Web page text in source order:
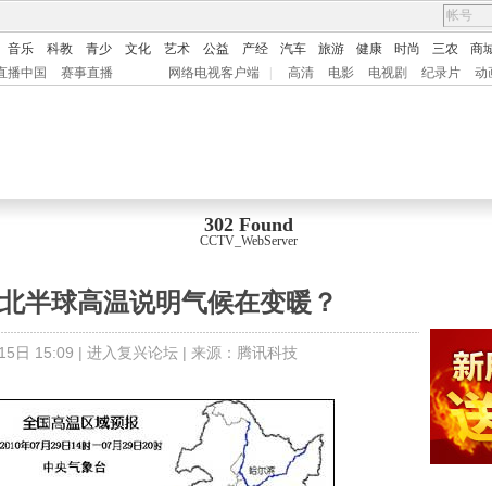
音乐 科教 青少 文化 艺术 公益 产经 汽车 旅游 健康 时尚 三农
商
播中国 赛事直播 网络电视客户端 高清 电影 电视剧 纪录片 动
302 Found
CCTV_WebServer
半球高温说明气候在变暖？
日 15:09 | 进入复兴论坛| 来源： 腾讯科技